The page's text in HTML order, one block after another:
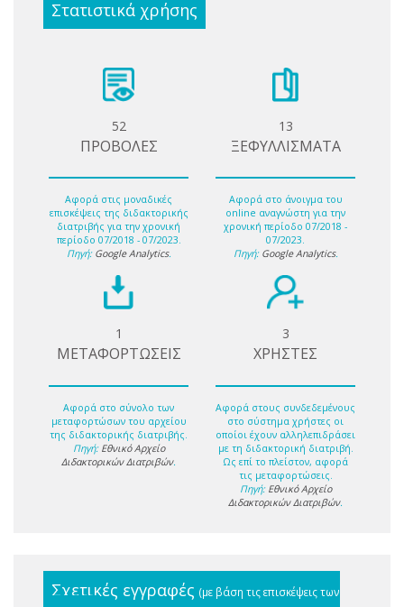
Στατιστικά χρήσης
52
ΠΡΟΒΟΛΕΣ
Αφορά στις μοναδικές
επισκέψεις της διδακτορικής
διατριβής για την χρονική
περίοδο 07/2018 - 07/2023.
Πηγή: Google Analytics.
13
ΞΕΦΥΛΛΙΣΜΑΤΑ
Αφορά στο άνοιγμα του
online αναγνώστη για την
χρονική περίοδο 07/2018 -
07/2023.
Πηγή: Google Analytics.
1
ΜΕΤΑΦΟΡΤΩΣΕΙΣ
Αφορά στο σύνολο των
μεταφορτώσων του αρχείου
της διδακτορικής διατριβής.
Πηγή: Εθνικό Αρχείο
Διδακτορικών Διατριβών.
3
ΧΡΗΣΤΕΣ
Αφορά στους συνδεδεμένους
στο σύστημα χρήστες οι
οποίοι έχουν αλληλεπιδράσει
με τη διδακτορική διατριβή.
Ως επί το πλείστον, αφορά
τις μεταφορτώσεις.
Πηγή: Εθνικό Αρχείο
Διδακτορικών Διατριβών.
Σχετικές εγγραφές (με βάση τις επισκέψεις των